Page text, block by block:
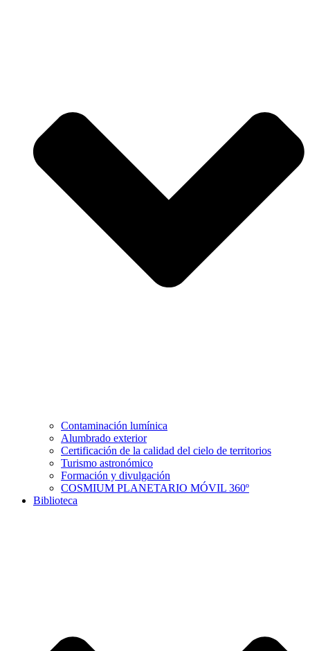
Contaminación lumínica
Alumbrado exterior
Certificación de la calidad del cielo de territorios
Turismo astronómico
Formación y divulgación
COSMIUM PLANETARIO MÓVIL 360º
Biblioteca